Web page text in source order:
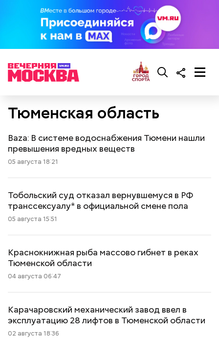
Тюменская область
Baza: В системе водоснабжения Тюмени нашли
превышения вредных веществ
05 августа 18:21
Тобольский суд отказал вернувшемуся в РФ
транссексуалу* в официальной смене пола
05 августа 15:51
Краснокнижная рыба массово гибнет в реках
Тюменской области
04 августа 06:47
Карачаровский механический завод ввел в
эксплуатацию 28 лифтов в Тюменской области
02 августа 18:36